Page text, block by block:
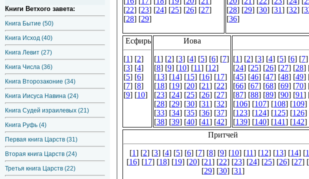
Книги Ветхого завета:
Книга Бытие (50)
Книга Исход (40)
Книга Левит (27)
Книга Числа (36)
Книга Второзаконие (34)
Книга Иисуса Навина (24)
Книга Судей израилевых (21)
Книга Руфь (4)
Первая книга Царств (31)
Вторая книга Царств (24)
Третья книга Царств (22)